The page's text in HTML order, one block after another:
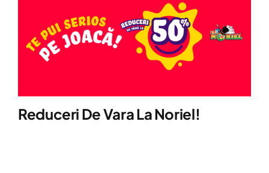
Reduceri De Vara La Noriel!